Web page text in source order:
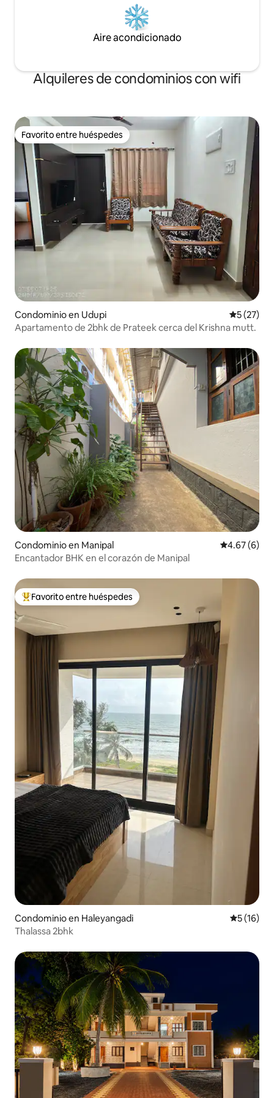
Aire acondicionado
Alquileres de condominios con wifi
Favorito entre huéspedes
Favorito entre huéspedes
Condominio en Udupi
5 (27)
Apartamento de 2bhk de Prateek cerca del Krishna mutt.
Condominio en Manipal Calificación
4.67 (6)
Encantador BHK en el corazón de Manipal
De los mejores en Favorito entre huéspedes
Favorito entre huéspedes
Condominio en Haleyangadi
5 (16)
Thalassa 2bhk